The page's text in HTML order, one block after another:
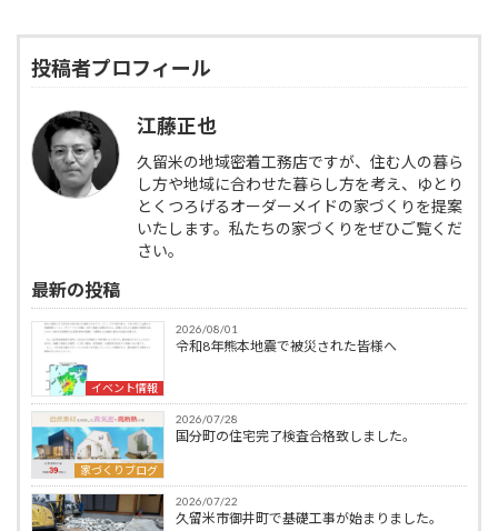
投稿者プロフィール
江藤正也
久留米の地域密着工務店ですが、住む人の暮ら
し方や地域に合わせた暮らし方を考え、ゆとり
とくつろげるオーダーメイドの家づくりを提案
いたします。私たちの家づくりをぜひご覧くだ
さい。
最新の投稿
イベント情報
2026/08/01
令和8年熊本地震で被災された皆様へ
家づくりブログ
2026/07/28
国分町の住宅完了検査合格致しました。
2026/07/22
久留米市御井町で基礎工事が始まりました。